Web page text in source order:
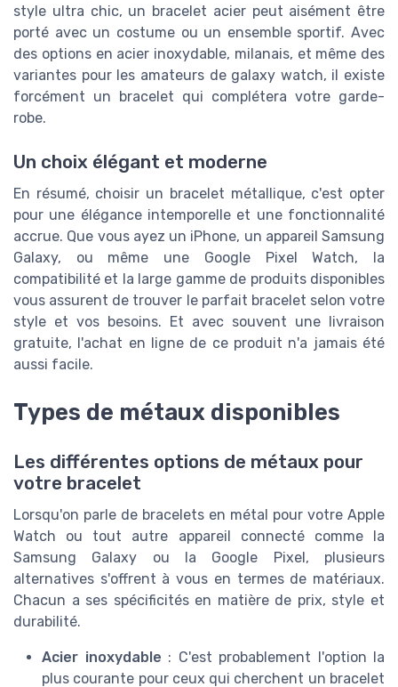
style ultra chic, un bracelet acier peut aisément être
porté avec un costume ou un ensemble sportif. Avec
des options en acier inoxydable, milanais, et même des
variantes pour les amateurs de galaxy watch, il existe
forcément un bracelet qui complétera votre garde-
robe.
Un choix élégant et moderne
En résumé, choisir un bracelet métallique, c'est opter
pour une élégance intemporelle et une fonctionnalité
accrue. Que vous ayez un iPhone, un appareil Samsung
Galaxy, ou même une Google Pixel Watch, la
compatibilité et la large gamme de produits disponibles
vous assurent de trouver le parfait bracelet selon votre
style et vos besoins. Et avec souvent une livraison
gratuite, l'achat en ligne de ce produit n'a jamais été
aussi facile.
Types de métaux disponibles
Les différentes options de métaux pour
votre bracelet
Lorsqu'on parle de bracelets en métal pour votre Apple
Watch ou tout autre appareil connecté comme la
Samsung Galaxy ou la Google Pixel, plusieurs
alternatives s'offrent à vous en termes de matériaux.
Chacun a ses spécificités en matière de prix, style et
durabilité.
Acier inoxydable : C'est probablement l'option la
plus courante pour ceux qui cherchent un bracelet